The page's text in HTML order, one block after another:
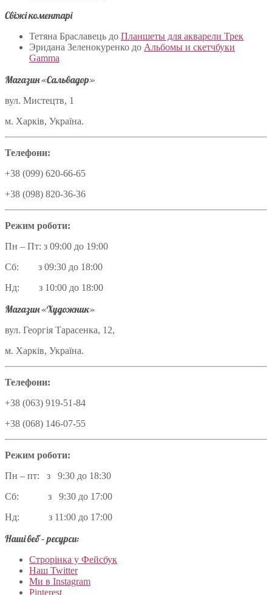
Свіжі коментарі
Тетяна Браславець до Планшеты для акварели Трек
Эридана Зеленокуренко до Альбомы и скетчбуки
Gamma
Магазин «Сальвадор»
вул. Мистецтв, 1
м. Харків, Україна.
Телефони:
+38 (099) 620-66-65
+38 (098) 820-36-36
Режим роботи:
Пн – Пт: з 09:00 до 19:00
Сб: з 09:30 до 18:00
Нд: з 10:00 до 18:00
Магазин «Художник»
вул. Георгія Тарасенка, 12,
м. Харків, Україна.
Телефони:
+38 (063) 919-51-84
+38 (068) 146-07-55
Режим роботи:
Пн – пт: з 9:30 до 18:30
Сб: з 9:30 до 17:00
Нд: з 11:00 до 17:00
Наші веб – ресурси:
Строрінка у Фейсбук
Наш Twitter
Ми в Instagram
Pinterest